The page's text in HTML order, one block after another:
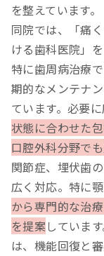
を整えています。
同院では、「痛
ける歯科医院」を
特に歯周病治療
期的なメンテナ
ています。必要
状態に合わせた
口腔外科分野で
関節症、埋伏歯
広く対応。特に
から専門的な治
を提案していま
は、機能回復と